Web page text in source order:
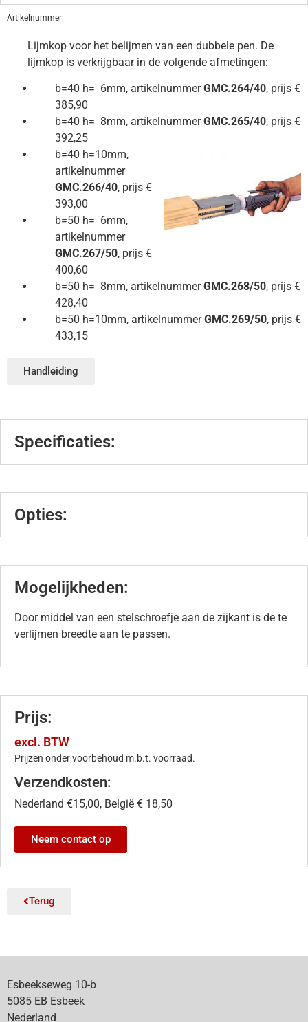
Artikelnummer:
Lijmkop voor het belijmen van een dubbele pen. De
lijmkop is verkrijgbaar in de volgende afmetingen:
b=40 h= 6mm, artikelnummerGMC.264/40, prijs €
385,90
b=40 h= 8mm, artikelnummerGMC.265/40, prijs €
392,25
b=40 h=10mm,
artikelnummer
GMC.266/40, prijs €
393,00
b=50 h= 6mm,
artikelnummer
GMC.267/50, prijs €
400,60
b=50 h= 8mm, artikelnummerGMC.268/50, prijs €
428,40
b=50 h=10mm, artikelnummerGMC.269/50, prijs €
433,15
Handleiding
Specificaties:
Opties:
Mogelijkheden:
Door middel van een stelschroefje aan de zijkant is de te
verlijmen breedte aan te passen.
Prijs:
excl. BTW
Prijzen onder voorbehoud m.b.t. voorraad.
Verzendkosten:
Nederland €15,00, België € 18,50
Neem contact op
Terug
Esbeekseweg 10-b
5085 EB Esbeek
Nederland